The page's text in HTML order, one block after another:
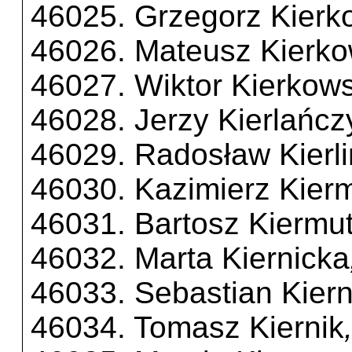
46025. Grzegorz
46026. Mateusz
46027. Wiktor
46028. Jerzy
46029. Radosław
46030. Kazimierz
46031. Bartosz
46032. Marta Kiernicka
46033. Sebastian
46034. Tomasz Kiernik